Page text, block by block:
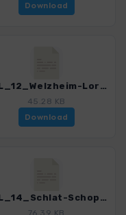
Download
RdL_12_Welzheim-Lorch_4515_1.gpx
45.28 KB
Download
RdL_14_Schlat-Schopfloch_4515_1.gpx
76.39 KB